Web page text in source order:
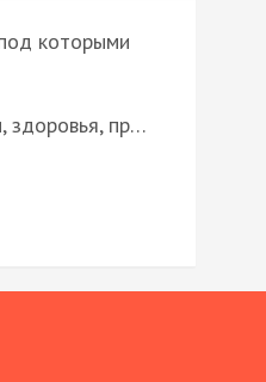
которыми
здоровья, пр…